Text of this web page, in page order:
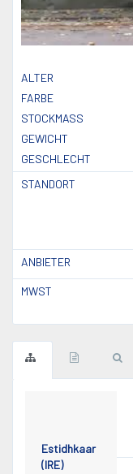
ALTER
FARBE
STOCKMASS
GEWICHT
GESCHLECHT
STANDORT
ANBIETER
MWST
Estidhkaar
(IRE)